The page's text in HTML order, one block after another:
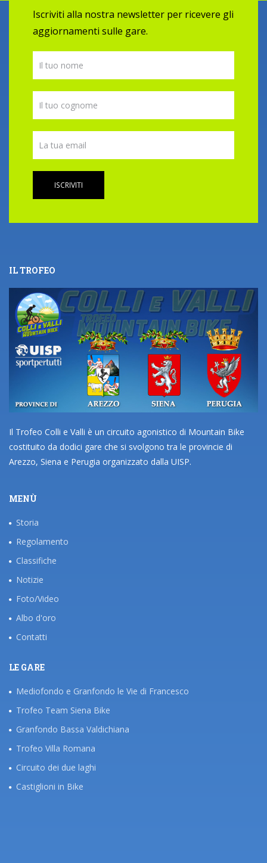
Iscriviti alla nostra newsletter per ricevere gli
aggiornamenti sulle gare.
ISCRIVITI
IL TROFEO
Il Trofeo Colli e Valli è un circuito agonistico di Mountain Bike
costituito da dodici gare che si svolgono tra le provincie di
Arezzo, Siena e Perugia organizzato dalla UISP.
MENÙ
Storia
Regolamento
Classifiche
Notizie
Foto/Video
Albo d'oro
Contatti
LE GARE
Mediofondo e Granfondo le Vie di Francesco
Trofeo Team Siena Bike
Granfondo Bassa Valdichiana
Trofeo Villa Romana
Circuito dei due laghi
Castiglioni in Bike